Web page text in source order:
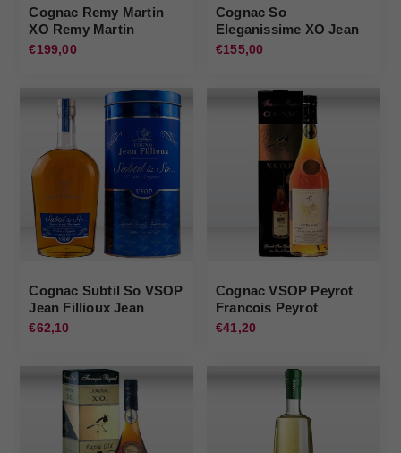
Cognac Remy Martin
XO Remy Martin
€199,00
Cognac So
Eleganissime XO Jean
Fillioux Jean Fillioux
€155,00
Cognac Subtil So VSOP
Jean Fillioux Jean
Fillioux
€62,10
Cognac VSOP Peyrot
Francois Peyrot
€41,20